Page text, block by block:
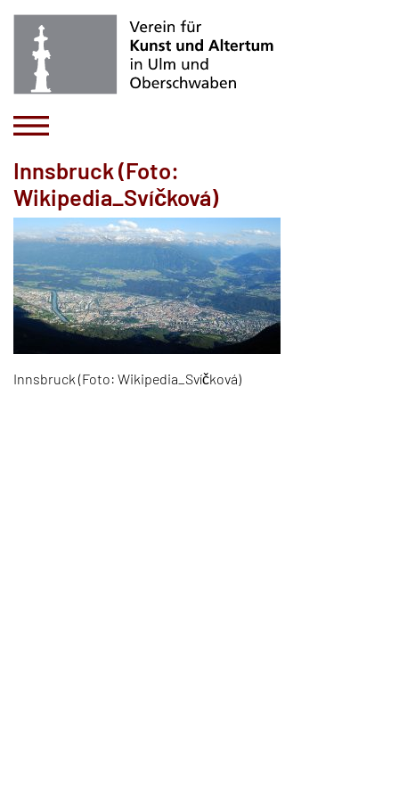
Innsbruck (Foto:
Wikipedia_Svíčková)
Innsbruck (Foto: Wikipedia_Svíčková)